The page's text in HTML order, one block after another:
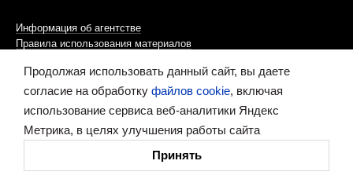
Информация об агентстве
Правила использования материалов
Информационная политика использования «cookies»-файлов
Ресурс содержит материалы 16+
Продолжая использовать данный сайт, вы даете
согласие на обработку файлов cookie, включая
использование сервиса веб-аналитики Яндекс
Метрика, в целях улучшения работы сайта
Принять